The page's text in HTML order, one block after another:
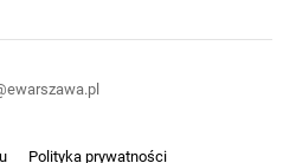
Polityka prywatności